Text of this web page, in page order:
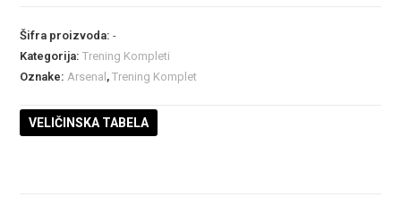
Šifra proizvoda:-
Kategorija:Trening Kompleti
Oznake:Arsenal ,Trening Komplet
VELIČINSKA TABELA